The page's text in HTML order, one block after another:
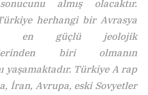
almış olacaktır.
herhangi bir Avrasya
en güçlü jeolojik
biri olmanın
yaşamaktadır. Türkiye A rap
İran, Avrupa, eski Sovyetler